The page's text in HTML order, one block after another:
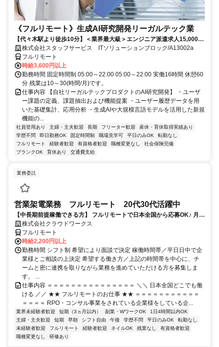
《フルリモート》生成AI研究開発リーガルテック業
【代々木駅より徒歩10分】＜業界最大級＞エンジニア派遣求人15,000件
以上◎ 来社不要のカンタン登録→最短2日で就業可能！！
株式会社スタッフサービス ITソリューションブロック/A13002a
フルリモート
時給3,600円以上
勤務時間 固定時間制 05:00～22:00 05:00～22:00 実働16時間 休憩60
分 残業は10～30(時間/月)です。
仕事内容 【自社リーガルテックプロダクトのAI研究開発】 ・ユーザ
ー課題の定義、課題抽出および機能提案 ・ユーザー履歴データを用
いた基礎集計、応用分析 ・生成AIや大規模言語モデルを活用した新規
機能の...
社員登用あり 主婦・主夫歓迎 長期 フリーター歓迎
産休・育休取得実績あり
学歴不問
即日勤務OK 固定時間制 職場見学可 平日のみOK
転勤なし
フルリモート
経験者歓迎 有資格者歓迎 職種変更なし
社会保険完備
ブランクOK
育休あり 交通費支給
業務委託
営業架電業務 フルリモート 20代30代活躍中
【中長期前提稼働できる方】 フルリモートで日本全国から応募OK♪ 月稼
働40時間で安定収入！
株式会社クラウドワークス
フルリモート
時給2,200円以上
勤務時間 シフト制 希望により面談で決定 稼働時間帯／平日日中で企
業様とご相談の上決定 希望する働き方／上記の時間帯を中心に、チ
ームと密に連携を取りながら業務を進めていただける方を募集しま
す。 ...
仕事内容 ＝＝＝＝＝＝＝＝＝＝＝＝＝＝＝ ＼＼ 日本全国どこでも働
ける ／／ ★★ フルリモートのお仕事 ★★ ＝＝＝＝＝＝＝＝＝＝＝
＝＝＝＝ RPO・コンサル事業をされている企業様をしている企...
業界未経験者歓迎 短期（3ヵ月以内） 副業・WワークOK
1日4時間以内OK
主婦・主夫歓迎
短期 早朝 シフト自由 午後 学歴不問 平日のみOK
転勤なし
未経験者歓迎
フルリモート 経験者歓迎 ネイルOK 残業なし
有資格者歓迎
職種変更なし
研修あり